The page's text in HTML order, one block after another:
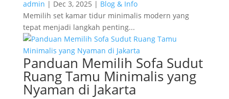
admin | Dec 3, 2025 | Blog & Info
Memilih set kamar tidur minimalis modern yang
tepat menjadi langkah penting...
Panduan Memilih Sofa Sudut
Ruang Tamu Minimalis yang
Nyaman di Jakarta